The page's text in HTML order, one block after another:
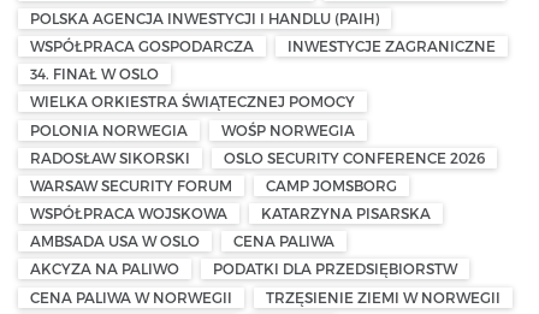
POLSKA AGENCJA INWESTYCJI I HANDLU (PAIH)
WSPÓŁPRACA GOSPODARCZA
INWESTYCJE ZAGRANICZNE
34. FINAŁ W OSLO
WIELKA ORKIESTRA ŚWIĄTECZNEJ POMOCY
POLONIA NORWEGIA
WOŚP NORWEGIA
RADOSŁAW SIKORSKI
OSLO SECURITY CONFERENCE 2026
WARSAW SECURITY FORUM
CAMP JOMSBORG
WSPÓŁPRACA WOJSKOWA
KATARZYNA PISARSKA
AMBSADA USA W OSLO
CENA PALIWA
AKCYZA NA PALIWO
PODATKI DLA PRZEDSIĘBIORSTW
CENA PALIWA W NORWEGII
TRZĘSIENIE ZIEMI W NORWEGII